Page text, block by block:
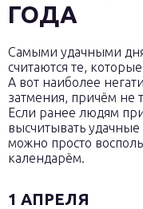
ГОДА
Самыми удачными
считаются те,
А вот наиболее
затмения, причём не
Если ранее людям
высчитывать
можно просто
календарём.
1 АПРЕЛЯ